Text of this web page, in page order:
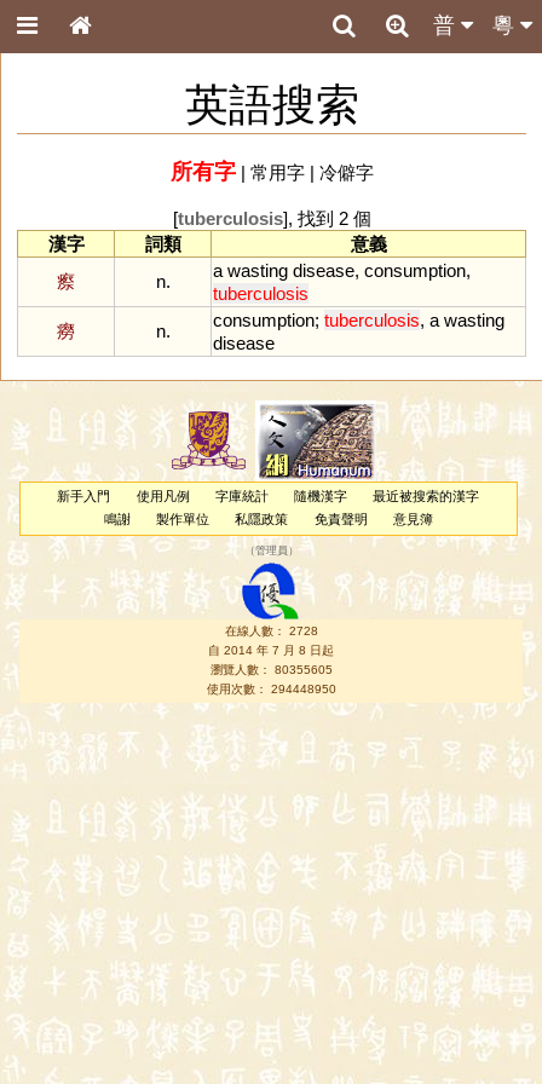
粵
普
英語搜索
所有字| 常用字| 冷僻字
[tuberculosis], 找到 2 個
漢字
詞類
意義
瘵
n.
a wasting disease, consumption,
tuberculosis
癆
n.
consumption; tuberculosis, a wasting
disease
新手入門 使用凡例 字庫統計 隨機漢字
最近被搜索的漢字
鳴謝
製作單位 私隱政策 免責聲明 意見簿
（管理員 ）
在線人數： 2728
自 2014 年 7 月 8 日起
瀏覽人數： 80355605
使用次數： 294448950